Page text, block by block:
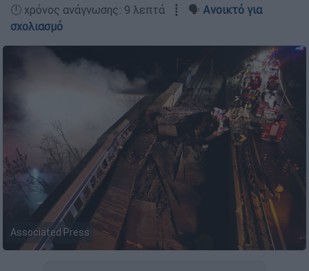
🕛 χρόνος ανάγνωσης: 9 λεπτά ┋ 🗣️ Ανοικτό για
σχολιασμό
Associated Press